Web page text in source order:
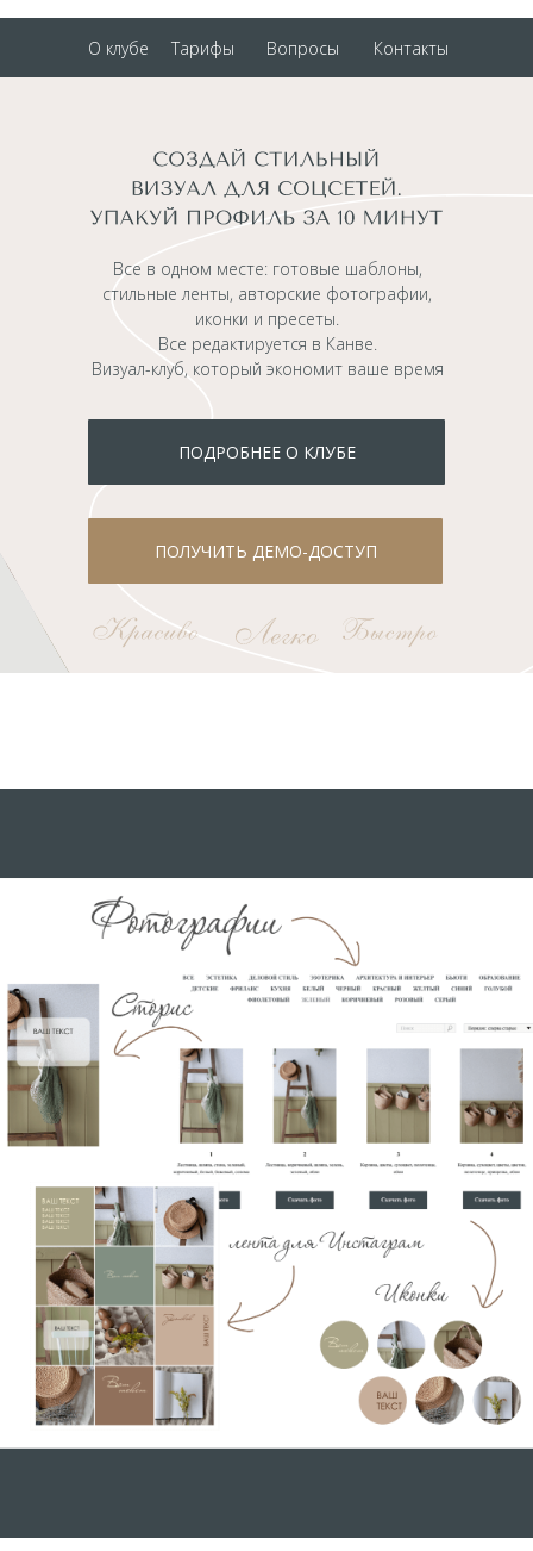
О клубе Тарифы Вопросы Контакты
ПОДРОБНЕЕ О КЛУБЕ
Все в одном месте: готовые шаблоны,
стильные ленты, авторские фотографии,
иконки и пресеты.
Все редактируется в Канве.
Визуал-клуб, который экономит ваше время
ПОЛУЧИТЬ ДЕМО-ДОСТУП